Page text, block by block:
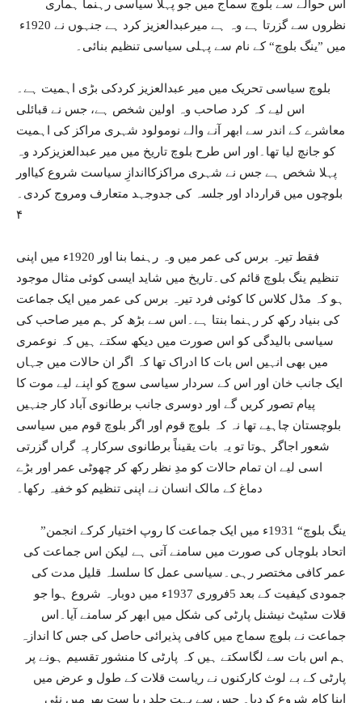
اس حوالے سے بلوچ سماج میں جو پہلا سیاسی رہنما ہماری
نظروں سے گزرتا ہے وہ ہے میرعبدالعزیز کرد ہے جنہوں نے 1920ء
میں ”ینگ بلوچ“ کے نام سے پہلی سیاسی تنظیم بنائی۔
بلوچ سیاسی تحریک میں میر عبدالعزیز کردکی بڑی اہمیت ہے۔
اس لیے کہ کرد صاحب وہ اولین شخص ہے، جس نے قبائلی
معاشرے کے اندر سے ابھر آنے والے نومولود شہری مراکز کی اہمیت
کو جانچ لیا تھا۔اور اس طرح بلوچ تاریخ میں میر عبدالعزیزکرد وہ
پہلا شخص ہے جس نے شہری مراکزکااندازِ سیاست شروع کیااور
بلوچوں میں قرارداد اور جلسہ کی جدوجہد متعارف ومروج کردی۔
۴
فقط تیرہ برس کی عمر میں وہ رہنما بنا اور 1920ء میں اپنی
تنظیم ینگ بلوچ قائم کی۔تاریخ میں شاید ایسی کوئی مثال موجود
ہو کہ مڈل کلاس کا کوئی فرد تیرہ برس کی عمر میں ایک جماعت
کی بنیاد رکھ کر رہنما بنتا ہے۔اس سے بڑھ کر ہم میر صاحب کی
سیاسی بالیدگی کو اس صورت میں دیکھ سکتے ہیں کہ نوعمری
میں بھی انہیں اس بات کا ادراک تھا کہ اگر ان حالات میں جہاں
ایک جانب خان اور اس کے سردار سیاسی سوچ کو اپنے لیے موت کا
پیام تصور کریں گے اور دوسری جانب برطانوی آباد کار جنہیں
بلوچستان چاہیے تھا نہ کہ بلوچ قوم اور اگر بلوچ قوم میں سیاسی
شعور اجاگر ہوتا تو یہ بات یقیناً برطانوی سرکار پہ گراں گزرتی
اسی لیے ان تمام حالات کو مدِ نظر رکھ کر چھوٹی عمر اور بڑے
دماغ کے مالک انسان نے اپنی تنظیم کو خفیہ رکھا۔
”ینگ بلوچ“ 1931ء میں ایک جماعت کا روپ اختیار کرکے انجمن
اتحاد بلوچاں کی صورت میں سامنے آتی ہے لیکن اس جماعت کی
عمر کافی مختصر رہی۔سیاسی عمل کا سلسلہ قلیل مدت کی
جمودی کیفیت کے بعد 5فروری 1937ء میں دوبارہ شروع ہوا جو
قلات سٹیٹ نیشنل پارٹی کی شکل میں ابھر کر سامنے آیا۔اس
جماعت نے بلوچ سماج میں کافی پذیرائی حاصل کی جس کا اندازہ
ہم اس بات سے لگاسکتے ہیں کہ پارٹی کا منشور تقسیم ہونے پر
پارٹی کے بے لوث کارکنوں نے ریاست قلات کے طول و عرض میں
اپنا کام شروع کردیا۔ جس سے بہت جلد ریا ست بھر میں نئی